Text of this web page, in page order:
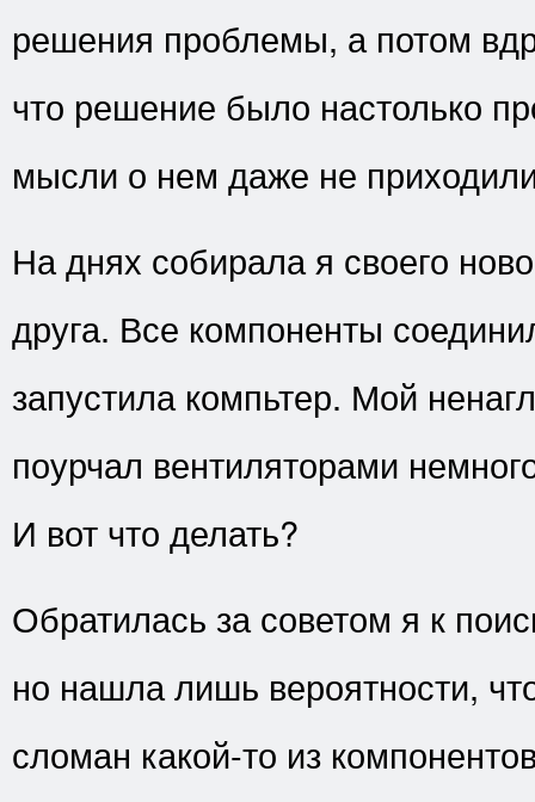
решения проблемы, а потом
что решение было настолько
мысли о нем даже не
На днях собирала я своего
друга. Все компоненты
запустила компьтер. Мой
поурчал вентиляторами
И вот что делать?
Обратилась за советом я к
но нашла лишь вероятности,
сломан какой-то из